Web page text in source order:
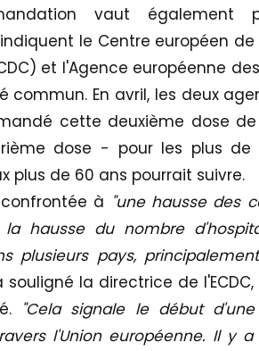
vaut également
le Centre européen
et l'Agence européenne
commun. En avril, les deux
cette deuxième dose
dose - pour les plus de
plus de 60 ans pourrait suivre.
confrontée à "une hausse des
hausse du nombre
plusieurs pays,
la directrice de
"Cela signale le début
l'Union européenne. Il y